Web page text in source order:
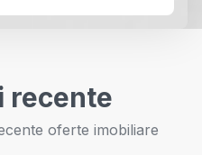
recente
oferte imobiliare